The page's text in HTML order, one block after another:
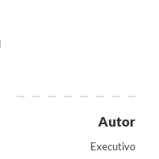
Autor
Executivo